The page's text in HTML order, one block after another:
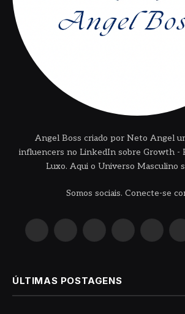
Angel Boss criado por Neto Angel
influencers no LinkedIn sobre Growth -
Luxo. Aqui o Universo Masculino
Somos sociais. Conecte-se
InstagramPinterestYouTube LinkedIn
ÚLTIMAS POSTAGENS